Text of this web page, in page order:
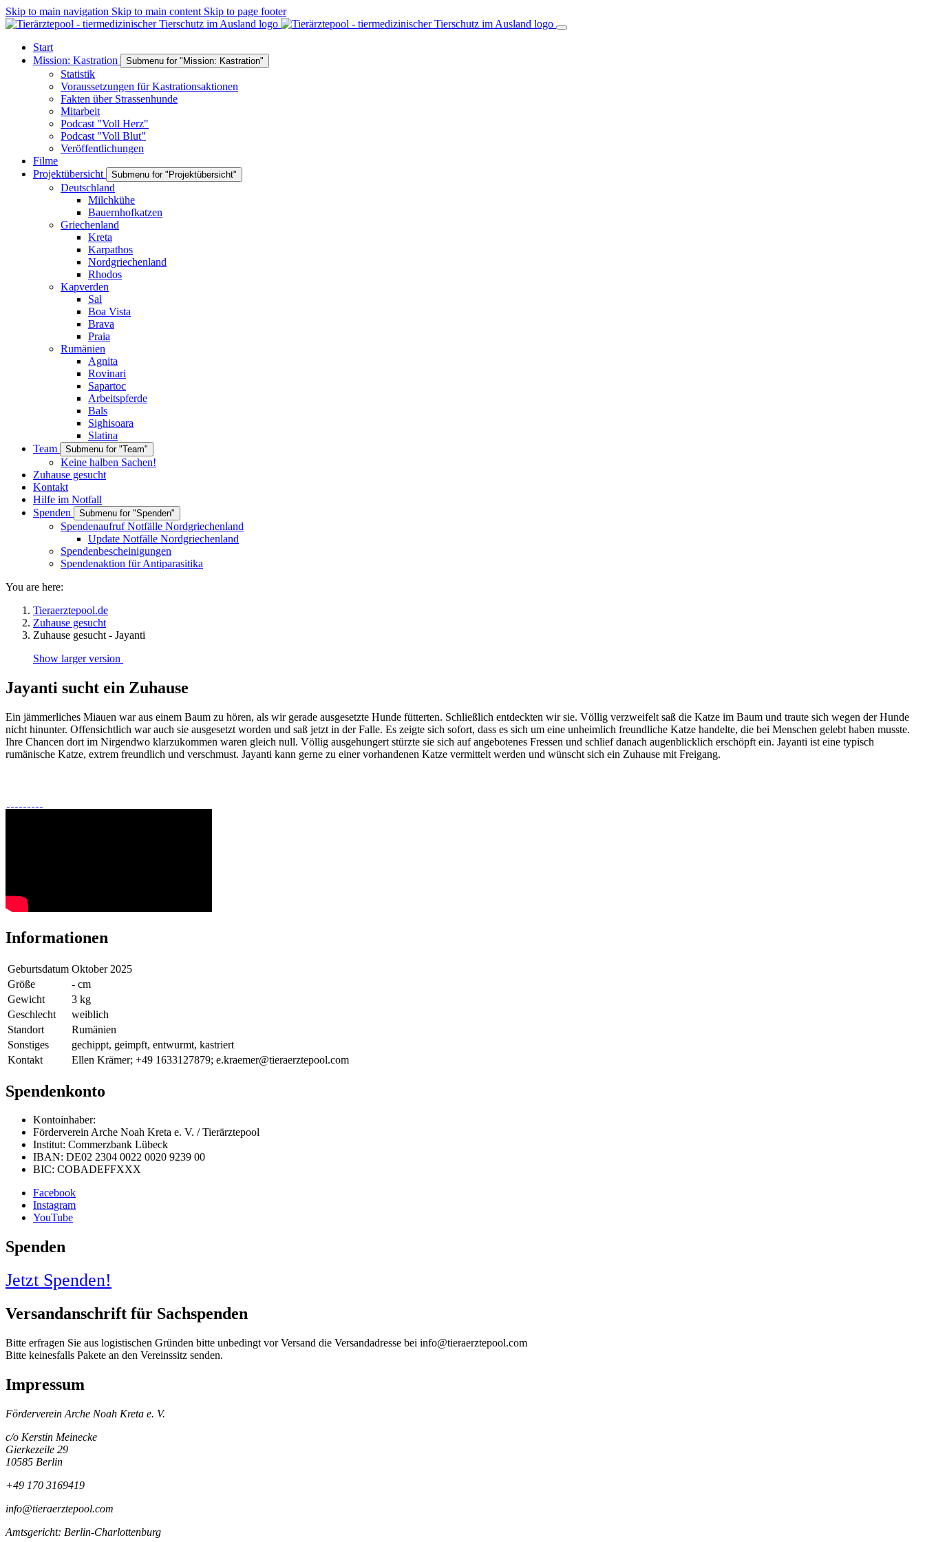
Skip to main navigation Skip to main content Skip to page footer
Start
Mission: Kastration
Submenu for "Mission: Kastration"
Statistik
Voraussetzungen für Kastrationsaktionen
Fakten über Strassenhunde
Mitarbeit
Podcast "Voll Herz"
Podcast "Voll Blut"
Veröffentlichungen
Filme
Projektübersicht
Submenu for "Projektübersicht"
Deutschland
Milchkühe
Bauernhofkatzen
Griechenland
Kreta
Karpathos
Nordgriechenland
Rhodos
Kapverden
Sal
Boa Vista
Brava
Praia
Rumänien
Agnita
Rovinari
Sapartoc
Arbeitspferde
Bals
Sighisoara
Slatina
Team
Submenu for "Team"
Keine halben Sachen!
Zuhause gesucht
Kontakt
Hilfe im Notfall
Spenden
Submenu for "Spenden"
Spendenaufruf Notfälle Nordgriechenland
Update Notfälle Nordgriechenland
Spendenbescheinigungen
Spendenaktion für Antiparasitika
You are here:
Tieraerztepool.de
Zuhause gesucht
Zuhause gesucht - Jayanti
Show larger version
Jayanti sucht ein Zuhause
Ein jämmerliches Miauen war aus einem Baum zu hören, als wir gerade ausgesetzte Hunde fütterten. Schließlich entdeckten wir sie. Völlig verzweifelt saß die Katze im Baum und traute sich wegen der Hunde
nicht hinunter. Offensichtlich war auch sie ausgesetzt worden und saß jetzt in der Falle. Es zeigte sich sofort, dass es sich um eine unheimlich freundliche Katze handelte, die bei Menschen gelebt haben musste.
Ihre Chancen dort im Nirgendwo klarzukommen waren gleich null. Völlig ausgehungert stürzte sie sich auf angebotenes Fressen und schlief danach augenblicklich erschöpft ein. Jayanti ist eine typisch
rumänische Katze, extrem freundlich und verschmust. Jayanti kann gerne zu einer vorhandenen Katze vermittelt werden und wünscht sich ein Zuhause mit Freigang.
Informationen
Geburtsdatum Oktober 2025
Größe
- cm
Gewicht
3 kg
Geschlecht
weiblich
Standort
Rumänien
Sonstiges
gechippt, geimpft, entwurmt, kastriert
Kontakt
Ellen Krämer; +49 1633127879; e.kraemer@tieraerztepool.com
Spendenkonto
Kontoinhaber:
Förderverein Arche Noah Kreta e. V. / Tierärztepool
Institut: Commerzbank Lübeck
IBAN: DE02 2304 0022 0020 9239 00
BIC: COBADEFFXXX
Facebook
Instagram
YouTube
Spenden
Jetzt Spenden!
Versandanschrift für Sachspenden
Bitte erfragen Sie aus logistischen Gründen bitte unbedingt vor Versand die Versandadresse bei info@tieraerztepool.com
Bitte keinesfalls Pakete an den Vereinssitz senden.
Impressum
Förderverein Arche Noah Kreta e. V.
c/o Kerstin Meinecke
Gierkezeile 29
10585 Berlin
+49 170 3169419
info@tieraerztepool.com
Amtsgericht: Berlin-Charlottenburg